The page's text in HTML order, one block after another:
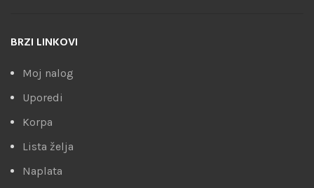
BRZI LINKOVI
Moj nalog
Uporedi
Korpa
Lista želja
Naplata